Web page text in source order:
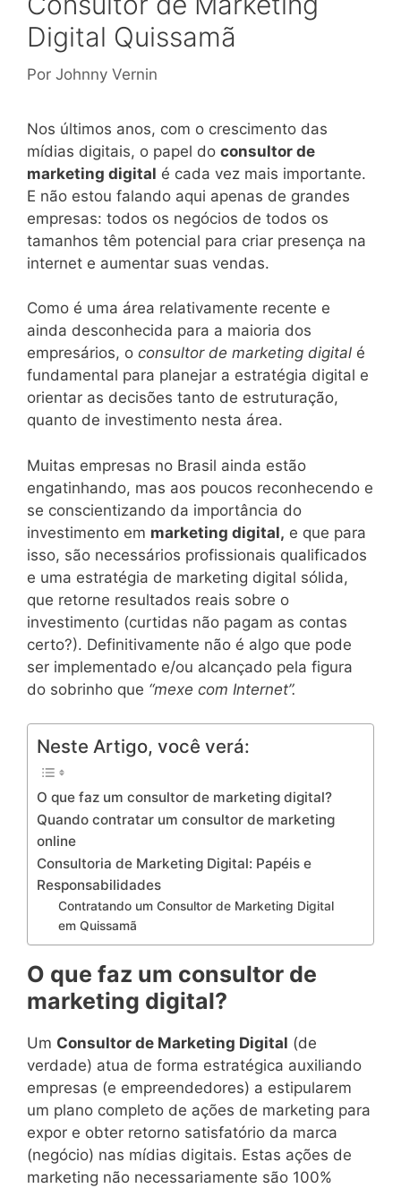
Digital Quissamã
Por Johnny Vernin
Nos últimos anos, com o crescimento das
mídias digitais, o papel do consultor de
marketing digital é cada vez mais importante.
E não estou falando aqui apenas de grandes
empresas: todos os negócios de todos os
tamanhos têm potencial para criar presença na
internet e aumentar suas vendas.
Como é uma área relativamente recente e
ainda desconhecida para a maioria dos
empresários, o consultor de marketing digital é
fundamental para planejar a estratégia digital e
orientar as decisões tanto de estruturação,
quanto de investimento nesta área.
Muitas empresas no Brasil ainda estão
engatinhando, mas aos poucos reconhecendo e
se conscientizando da importância do
investimento em marketing digital, e que para
isso, são necessários profissionais qualificados
e uma estratégia de marketing digital sólida,
que retorne resultados reais sobre o
investimento (curtidas não pagam as contas
certo?). Definitivamente não é algo que pode
ser implementado e/ou alcançado pela figura
do sobrinho que “mexe com Internet”.
Neste Artigo, você verá:
O que faz um consultor de marketing digital?
Quando contratar um consultor de marketing
online
Consultoria de Marketing Digital: Papéis e
Responsabilidades
Contratando um Consultor de Marketing Digital
em Quissamã
O que faz um consultor de
marketing digital?
Um Consultor de Marketing Digital (de
verdade) atua de forma estratégica auxiliando
empresas (e empreendedores) a estipularem
um plano completo de ações de marketing para
expor e obter retorno satisfatório da marca
(negócio) nas mídias digitais. Estas ações de
marketing não necessariamente são 100%